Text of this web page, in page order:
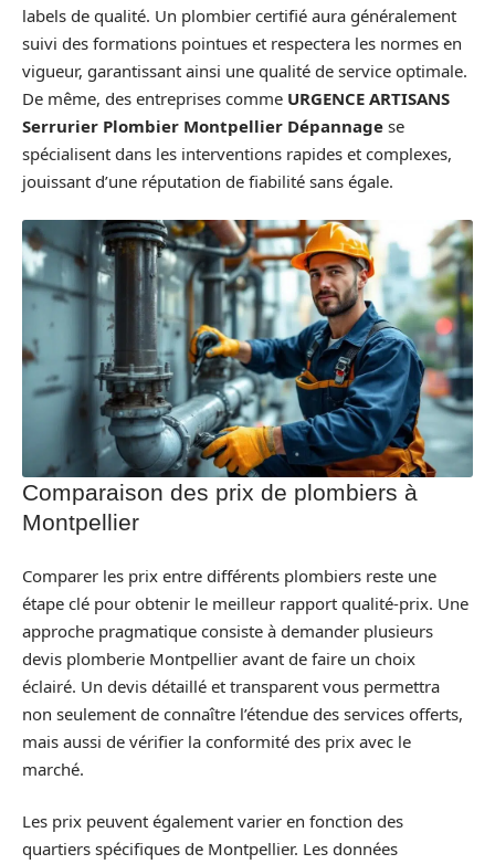
labels de qualité. Un plombier certifié aura généralement
suivi des formations pointues et respectera les normes en
vigueur, garantissant ainsi une qualité de service optimale.
De même, des entreprises comme URGENCE ARTISANS
Serrurier Plombier Montpellier Dépannage se
spécialisent dans les interventions rapides et complexes,
jouissant d’une réputation de fiabilité sans égale.
Comparaison des prix de plombiers à
Montpellier
Comparer les prix entre différents plombiers reste une
étape clé pour obtenir le meilleur rapport qualité-prix. Une
approche pragmatique consiste à demander plusieurs
devis plomberie Montpellier avant de faire un choix
éclairé. Un devis détaillé et transparent vous permettra
non seulement de connaître l’étendue des services offerts,
mais aussi de vérifier la conformité des prix avec le
marché.
Les prix peuvent également varier en fonction des
quartiers spécifiques de Montpellier. Les données